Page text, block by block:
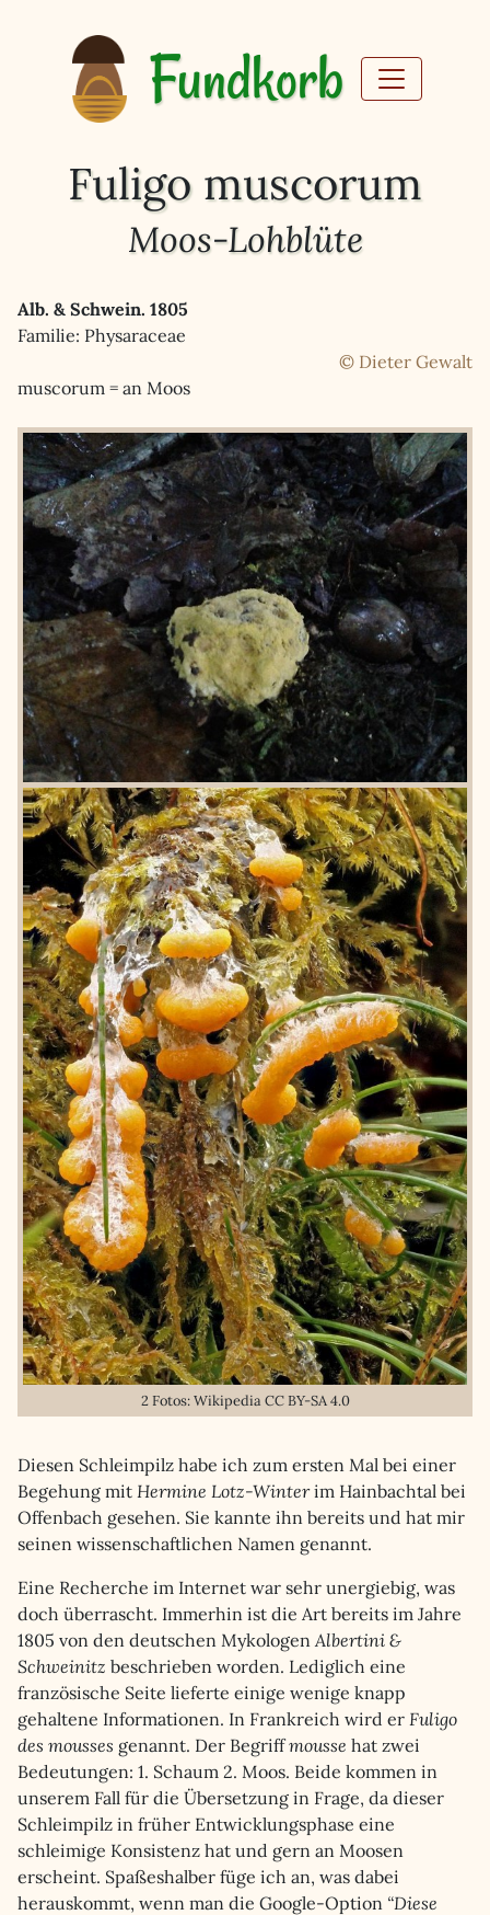
Fundkorb
Fuligo muscorum
Moos-Lohblüte
Alb. & Schwein. 1805
Familie: Physaraceae
© Dieter Gewalt
muscorum = an Moos
2 Fotos: Wikipedia CC BY-SA 4.0
Diesen Schleimpilz habe ich zum ersten Mal bei einer
Begehung mit Hermine Lotz-Winterim Hainbachtal bei
Offenbach gesehen. Sie kannte ihn bereits und hat mir
seinen wissenschaftlichen Namen genannt.
Eine Recherche im Internet war sehr unergiebig, was
doch überrascht. Immerhin ist die Art bereits im Jahre
1805 von den deutschen MykologenAlbertini &
Schweinitz beschrieben worden. Lediglich eine
französische Seite lieferte einige wenige knapp
gehaltene Informationen. In Frankreich wird er Fuligo
des mousses genannt. Der Begriffmousse hat zwei
Bedeutungen: 1. Schaum 2. Moos. Beide kommen in
unserem Fall für die Übersetzung in Frage, da dieser
Schleimpilz in früher Entwicklungsphase eine
schleimige Konsistenz hat und gern an Moosen
erscheint. Spaßeshalber füge ich an, was dabei
herauskommt, wenn man die Google-Option “Diese